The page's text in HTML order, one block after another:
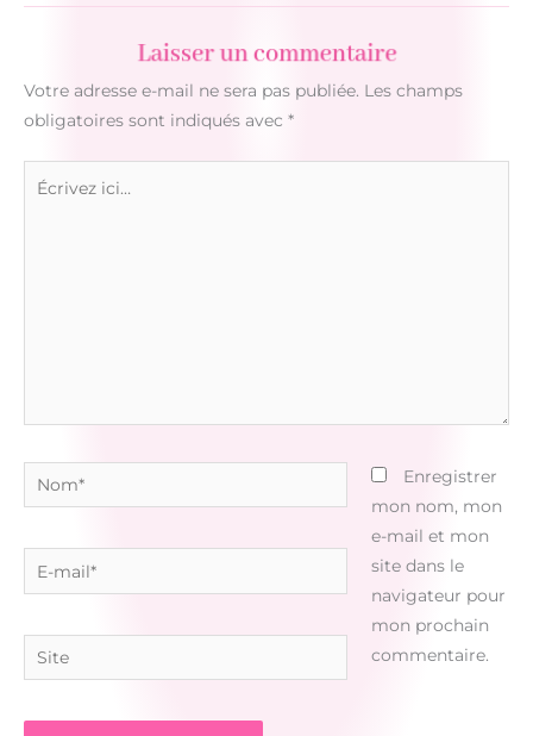
Laisser un commentaire
Votre adresse e-mail ne sera pas publiée. Les champs
obligatoires sont indiqués avec *
Nom*
E-
mail*
Site
Enregistrer
mon nom, mon
e-mail et mon
site dans le
navigateur pour
mon prochain
commentaire.